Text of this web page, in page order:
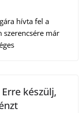
hívta fel a
szerencsére már
készülj,